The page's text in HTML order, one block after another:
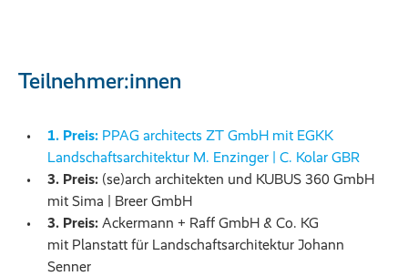
Teilnehmer:innen
1. Preis: PPAG architects ZT GmbH mit EGKK
Landschaftsarchitektur M. Enzinger | C. Kolar GBR
3. Preis: (se)arch architekten und KUBUS 360 GmbH
mit Sima | Breer GmbH
3. Preis: Ackermann + Raff GmbH & Co. KG
mit Planstatt für Landschaftsarchitektur Johann
Senner